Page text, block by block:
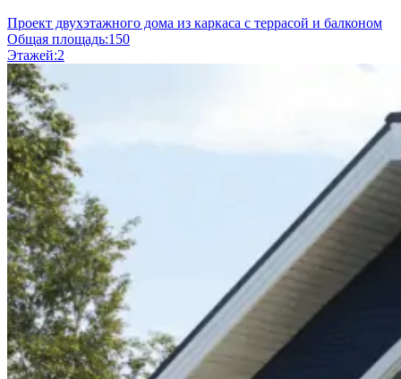
Проект двухэтажного дома из каркаса с террасой и балконом
Общая площадь:150
Этажей:2